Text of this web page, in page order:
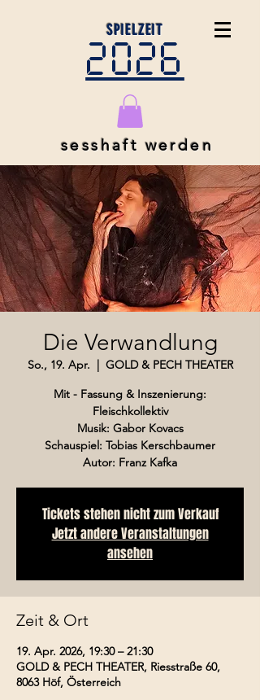
SPIELZEIT
2026
sesshaft werden
Die Verwandlung
So., 19. Apr.
  |
GOLD & PECH THEATER
Mit - Fassung & Inszenierung:
Fleischkollektiv
Musik: Gabor Kovacs
Schauspiel: Tobias Kerschbaumer
Tickets stehen nicht zum Verkauf
Jetzt andere Veranstaltungen
ansehen
Zeit & Ort
19. Apr. 2026, 19:30 – 21:30
GOLD & PECH THEATER, Riesstraße 60,
8063 Höf, Österreich